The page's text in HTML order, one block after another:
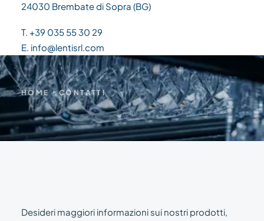
24030 Brembate di Sopra (BG)
T. +39 035 55 30 29
E. info@lentisrl.com
HOME CONTATTI
Desideri maggiori informazioni sui nostri prodotti,